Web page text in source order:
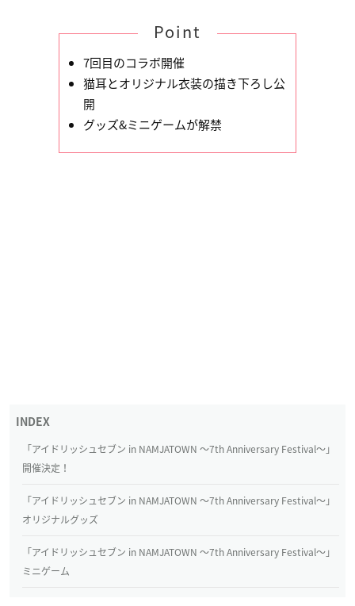
Point
7回目のコラボ開催
猫耳とオリジナル衣装の描き下ろし公
開
グッズ&ミニゲームが解禁
「アイドリッシュセブン in NAMJATOWN ～7th Anniversary Festival～」
開催決定！
「アイドリッシュセブン in NAMJATOWN ～7th Anniversary Festival～」
オリジナルグッズ
「アイドリッシュセブン in NAMJATOWN ～7th Anniversary Festival～」
ミニゲーム